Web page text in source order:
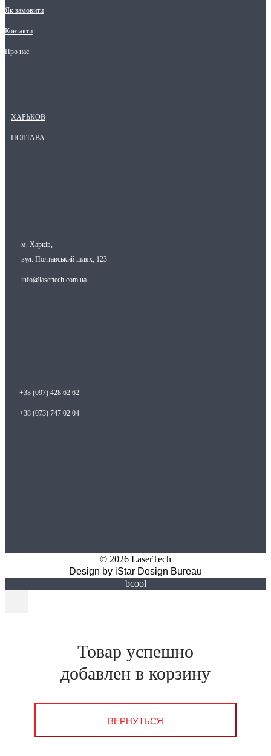
Як замовити
Контакти
Про нас
ХАРЬКОВ
ПОЛТАВА
м. Харків,
вул. Полтавський шлях, 123
info@lasertech.com.ua
-
+38 (097) 428 62 62
+38 (073) 747 02 04
© 2026 LaserTech
Design by iStar Design Bureau
bcool
Товар успешно
добавлен в корзину
ВЕРНУТЬСЯ